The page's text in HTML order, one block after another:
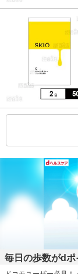
毎日の歩数がdポ